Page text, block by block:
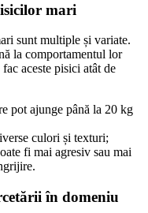
mari
sunt multiple și variate.
la comportamentul lor
aceste pisici atât de
pot ajunge până la 20 kg
culori și texturi;
fi mai agresiv sau mai
în domeniu